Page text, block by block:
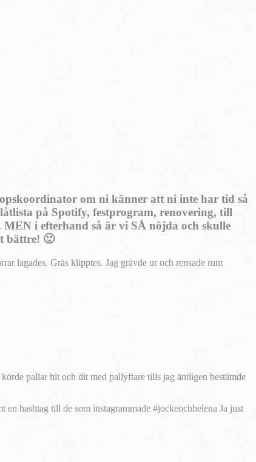
om ni känner att ni inte har tid så
på Spotify, festprogram, renovering, till
i efterhand så är vi SÅ nöjda och skulle
bättre! 🙂
lagades. Gräs klipptes. Jag grävde ur och rensade runt
pallar hit och dit med pallyftare tills jag äntligen bestämde
hashtag till de som instagrammade #jockeochhelena Ja just